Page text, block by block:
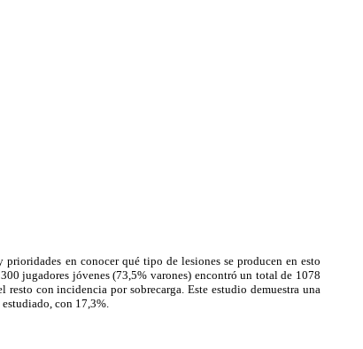
en conocer qué tipo de lesiones se producen en esto
jugadores jóvenes (73,5% varones) encontró un total de 1078
con incidencia por sobrecarga. Este estudio demuestra una
con 17,3%.